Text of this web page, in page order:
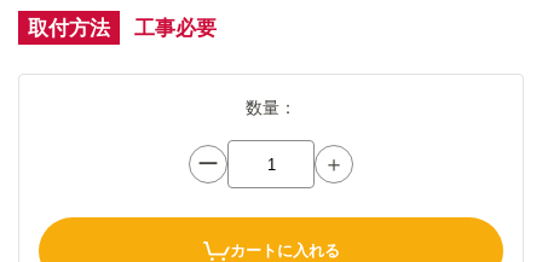
取付方法 工事必要
数量：
ー ＋
カートに入れる